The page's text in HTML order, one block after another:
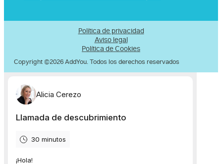
Política de privacidad
Aviso legal
Política de Cookies
Copyright ©2026 AddYou. Todos los derechos reservados